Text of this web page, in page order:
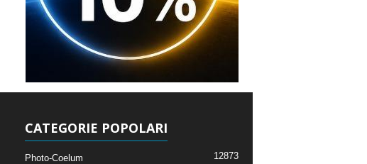
CATEGORIE POPOLARI
Photo-Coelum 12873